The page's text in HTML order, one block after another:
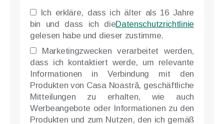
Ich erkläre, dass ich älter als 16 Jahre
bin und dass ich dieDatenschutzrichtlinie
gelesen habe und dieser zustimme.
Marketingzwecken verarbeitet werden,
dass ich kontaktiert werde, um relevante
Informationen in Verbindung mit den
Produkten von Casa Noastră, geschäftliche
Mitteilungen zu erhalten, wie auch
Werbeangebote oder Informationen zu den
Produkten und zum Nutzen, den ich gemäß